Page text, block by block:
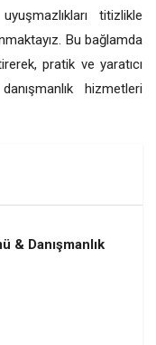
titizlikle
Bu bağlamda
pratik ve yaratıcı
hizmetleri
& Danışmanlık